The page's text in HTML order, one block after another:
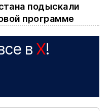
подыскали
программе
в X!